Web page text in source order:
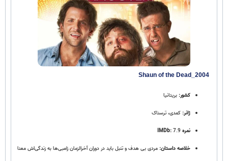
کشور:بریتانیا
ژانر:کمدی، ترسناک
نمره IMDb: 7.9
خلاصه داستان:مردی بی‌ هدف و تنبل باید در دوران آخرالزمان زامبی‌ها به زندگی‌اش معنا